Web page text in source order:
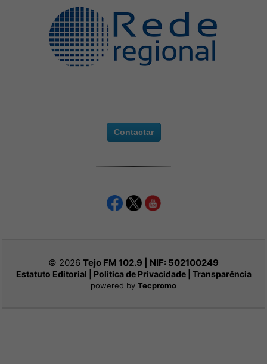
Contactar
© 2026 Tejo FM 102.9 | NIF: 502100249
Estatuto Editorial Politica de Privacidade| Transparência
powered by Tecpromo